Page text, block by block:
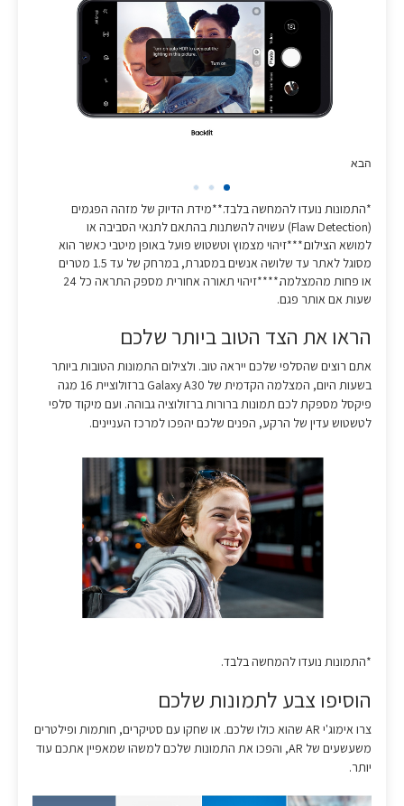
הבא
*התמונות נועדו להמחשה בלבד.**מידת הדיוק של מזהה הפגמים
(Flaw Detection) עשויה להשתנות בהתאם לתנאי הסביבה או
למושא הצילום.***זיהוי מצמוץ וטשטוש פועל באופן מיטבי כאשר הוא
מסוגל לאתר עד שלושה אנשים במסגרת, במרחק של עד 1.5 מטרים
או פחות מהמצלמה.****זיהוי תאורה אחורית מספק התראה כל 24
שעות אם אותר פגם.
הראו את הצד הטוב ביותר שלכם
אתם רוצים שהסלפי שלכם ייראה טוב. ולצילום התמונות הטובות ביותר
בשעות היום, המצלמה הקדמית של Galaxy A30 ברזולוציית 16 מגה
פיקסל מספקת לכם תמונות ברורות ברזולוציה גבוהה. ועם מיקוד סלפי
לטשטוש עדין של הרקע, הפנים שלכם יהפכו למרכז העניינים.
*התמונות נועדו להמחשה בלבד.
הוסיפו צבע לתמונות שלכם
צרו אימוג'י AR שהוא כולו שלכם. או שחקו עם סטיקרים, חותמות ופילטרים
משעשעים של AR, והפכו את התמונות שלכם למשהו שמאפיין אתכם עוד
יותר.